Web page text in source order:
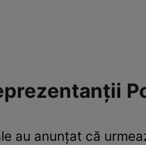
au anunțat că